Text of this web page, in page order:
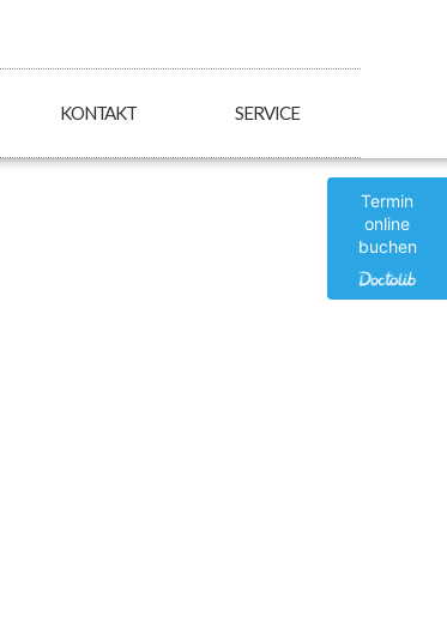
KONTAKT SERVICE
Termin
online
buchen